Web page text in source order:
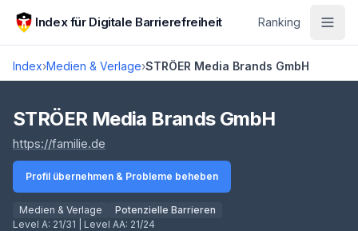
Zum Hauptinhalt springen
Index für Digitale Barrierefreiheit Ranking
Index›Medien & Verlage›STRÖER Media Brands GmbH
Score lädt
STRÖER Media Brands GmbH
https://familie.de
Profil übernehmen & Probleme beheben
Medien & Verlage
Potenzielle Barrieren
Level A: 21/31 | Level AA: 21/24